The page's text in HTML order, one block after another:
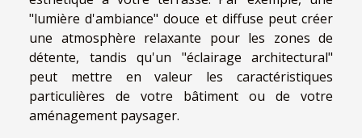
"lumière d'ambiance" douce et diffuse peut créer
une atmosphère relaxante pour les zones de
détente, tandis qu'un "éclairage architectural"
peut mettre en valeur les caractéristiques
particulières de votre bâtiment ou de votre
aménagement paysager.